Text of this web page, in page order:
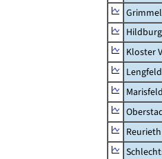
Kloster
Lengfeld
Reurieth